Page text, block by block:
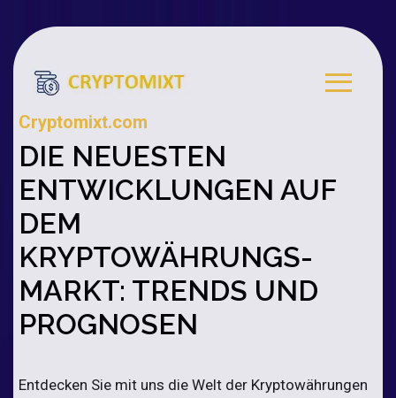
Cryptomixt.com
DIE NEUESTEN
ENTWICKLUNGEN AUF
DEM
KRYPTOWÄHRUNGS-
MARKT: TRENDS UND
PROGNOSEN
Entdecken Sie mit uns die Welt der Kryptowährungen